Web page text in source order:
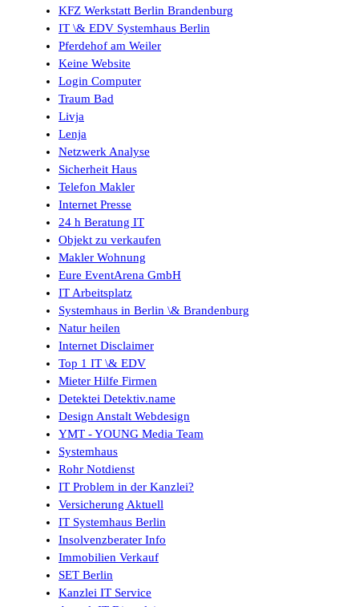
KFZ Werkstatt Berlin Brandenburg
IT \& EDV Systemhaus Berlin
Pferdehof am Weiler
Keine Website
Login Computer
Traum Bad
Livja
Lenja
Netzwerk Analyse
Sicherheit Haus
Telefon Makler
Internet Presse
24 h Beratung IT
Objekt zu verkaufen
Makler Wohnung
Eure EventArena GmbH
IT Arbeitsplatz
Systemhaus in Berlin \& Brandenburg
Natur heilen
Internet Disclaimer
Top 1 IT \& EDV
Mieter Hilfe Firmen
Detektei Detektiv.name
Design Anstalt Webdesign
YMT - YOUNG Media Team
Systemhaus
Rohr Notdienst
IT Problem in der Kanzlei?
Versicherung Aktuell
IT Systemhaus Berlin
Insolvenzberater Info
Immobilien Verkauf
SET Berlin
Kanzlei IT Service